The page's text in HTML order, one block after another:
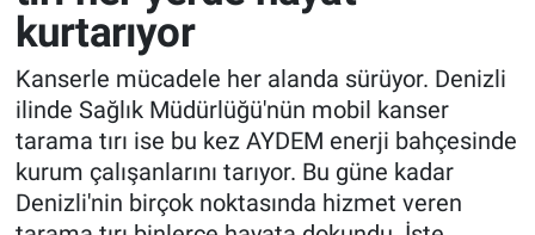
kurtarıyor
Kanserle mücadele her alanda sürüyor. Denizli
ilinde Sağlık Müdürlüğü'nün mobil kanser
tarama tırı ise bu kez AYDEM enerji bahçesinde
kurum çalışanlarını tarıyor. Bu güne kadar
Denizli'nin birçok noktasında hizmet veren